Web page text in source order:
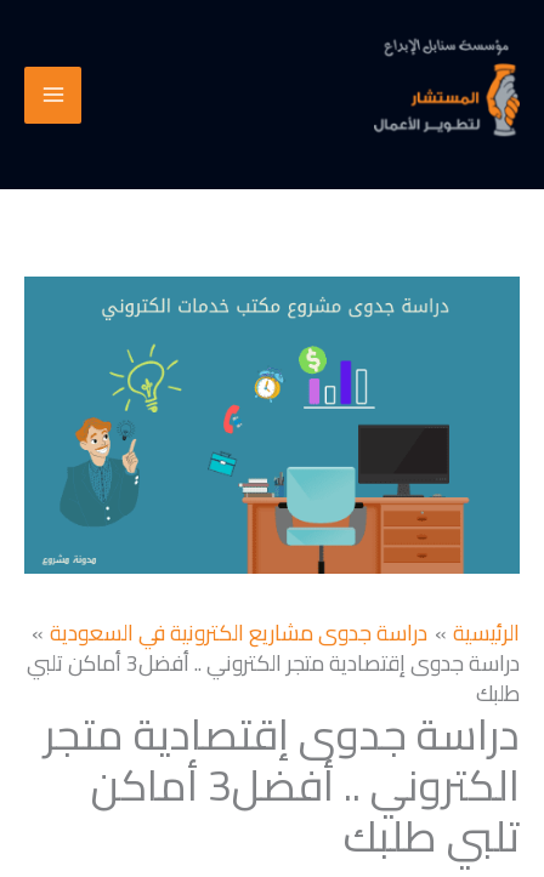
المحتوى
الرئيسية دراسة جدوى مشاريع الكترونية في السعودية
دراسة جدوى إقتصادية متجر الكتروني .. أفضل3 أماكن تلبي
طلبك
دراسة جدوى إقتصادية متجر
الكتروني .. أفضل3 أماكن
تلبي طلبك